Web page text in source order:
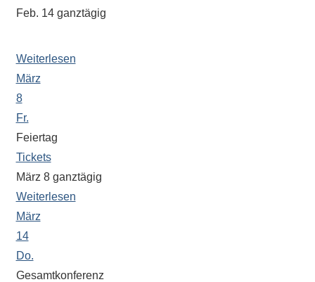
Suche
zur
Verfügung.
Feb. 14 ganztägig
Weiterlesen
März
8
Fr.
Feiertag
Tickets
März 8 ganztägig
Weiterlesen
März
14
Do.
Gesamtkonferenz